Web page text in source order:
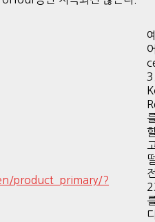
product_primary/?